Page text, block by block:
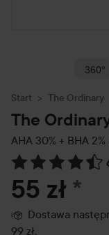
360°
Start The Ordinary
The
AHA 30% + BHA
Przejdź do
55 zł *
Dostawa
99 zł.